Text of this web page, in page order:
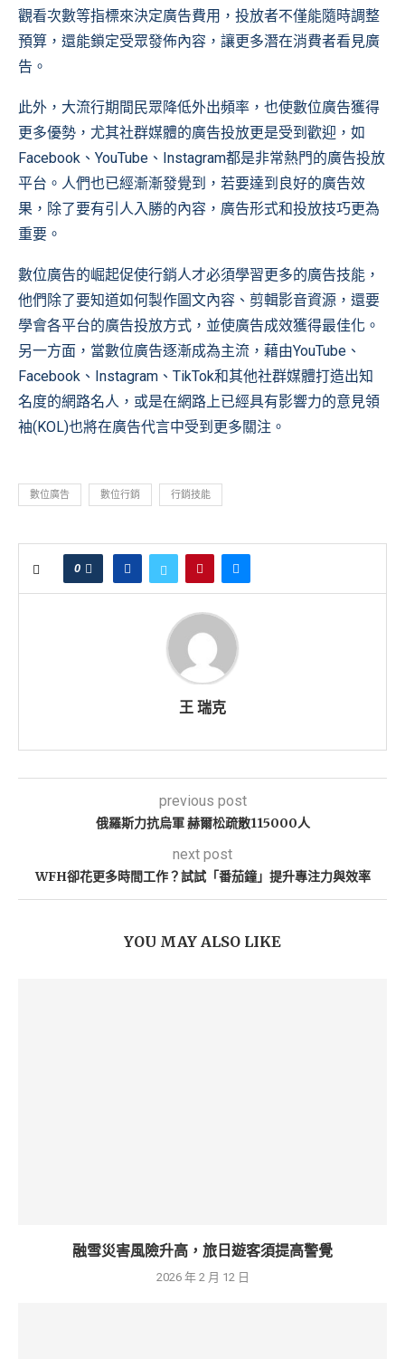
觀看次數等指標來決定廣告費用，投放者不僅能隨時調整
預算，還能鎖定受眾發佈內容，讓更多潛在消費者看見廣
告。
此外，大流行期間民眾降低外出頻率，也使數位廣告獲得
更多優勢，尤其社群媒體的廣告投放更是受到歡迎，如
Facebook、YouTube、Instagram都是非常熱門的廣告投放
平台。人們也已經漸漸發覺到，若要達到良好的廣告效
果，除了要有引人入勝的內容，廣告形式和投放技巧更為
重要。
數位廣告的崛起促使行銷人才必須學習更多的廣告技能，
他們除了要知道如何製作圖文內容、剪輯影音資源，還要
學會各平台的廣告投放方式，並使廣告成效獲得最佳化。
另一方面，當數位廣告逐漸成為主流，藉由YouTube、
Facebook、Instagram、TikTok和其他社群媒體打造出知
名度的網路名人，或是在網路上已經具有影響力的意見領
袖(KOL)也將在廣告代言中受到更多關注。
數位廣告 數位行銷 行銷技能
0
王 瑞克
previous post
俄羅斯力抗烏軍 赫爾松疏散115000人
next post
WFH卻花更多時間工作？試試「番茄鐘」提升專注力與效率
YOU MAY ALSO LIKE
融雪災害風險升高，旅日遊客須提高警覺
2026 年 2 月 12 日